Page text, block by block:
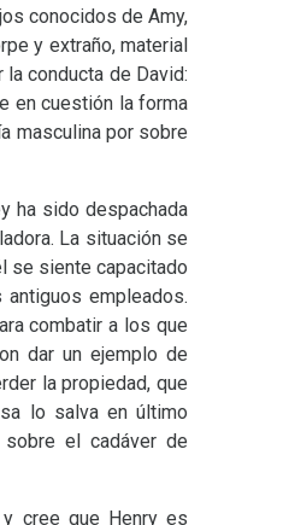
conocidos de Amy,
y extraño, material
conducta de David:
en cuestión la forma
masculina por sobre
ha sido despachada
La situación se
se siente capacitado
empleados.
combatir a los que
dar un ejemplo de
la propiedad, que
lo salva en último
el cadáver de
cree que Henry es